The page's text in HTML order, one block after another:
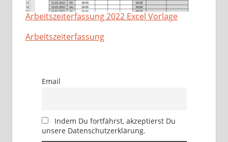
Arbeitszeiterfassung 2022 Excel Vorlage
In Bezug auf
Arbeitszeiterfassung
Email
Indem Du fortfährst, akzeptierst Du
unsere Datenschutzerklärung.